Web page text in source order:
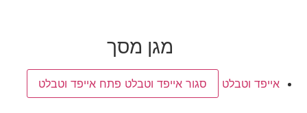
מגן מסך
אייפד וטבלט סגור אייפד וטבלט פתח אייפד וטבלט